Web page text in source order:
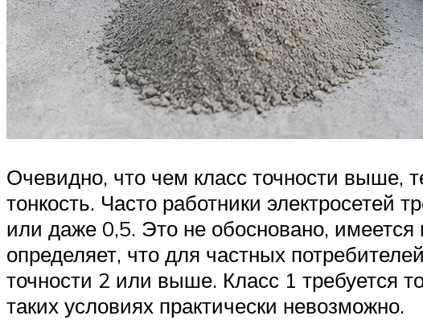
Очевидно, что чем класс точности выше,
тонкость. Часто работники электросетей
или даже 0,5. Это не обосновано,
определяет, что для частных
точности 2 или выше. Класс 1 требуется
таких условиях практически невозможно.